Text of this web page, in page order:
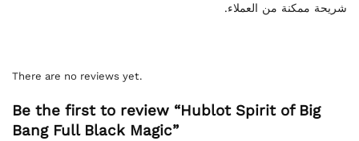
شريحة ممكنة من العملاء.
There are no reviews yet.
Be the first to review “Hublot Spirit of Big
Bang Full Black Magic”